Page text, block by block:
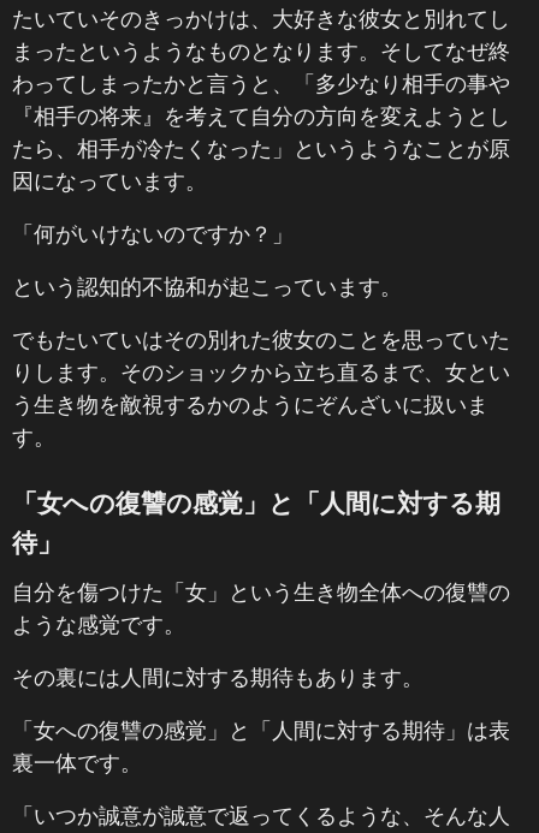
たいていそのきっかけは、大好きな彼女と別れてし
まったというようなものとなります。そしてなぜ終
わってしまったかと言うと、「多少なり相手の事や
『相手の将来』を考えて自分の方向を変えようとし
たら、相手が冷たくなった」というようなことが原
因になっています。
「何がいけないのですか？」
という認知的不協和が起こっています。
でもたいていはその別れた彼女のことを思っていた
りします。そのショックから立ち直るまで、女とい
う生き物を敵視するかのようにぞんざいに扱いま
す。
「女への復讐の感覚」と「人間に対する期
待」
自分を傷つけた「女」という生き物全体への復讐の
ような感覚です。
その裏には人間に対する期待もあります。
「女への復讐の感覚」と「人間に対する期待」は表
裏一体です。
「いつか誠意が誠意で返ってくるような、そんな人